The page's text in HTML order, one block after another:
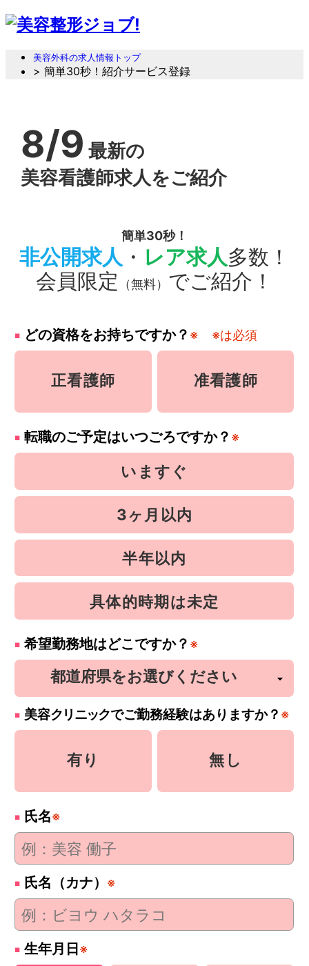
美容外科の求人情報トップ
> 簡単30秒！紹介サービス登録
8/9 最新の
美容看護師求人をご紹介
簡単30秒！
非公開求人 ・ レア求人多数！
会員限定
（無料） でご紹介！
どの資格をお持ちですか？ ※ ※は必須
正看護師 准看護師
転職のご予定はいつごろですか？ ※
いますぐ
3ヶ月以内
半年以内
具体的時期は未定
希望勤務地はどこですか？ ※
美容クリニックでご勤務経験はありますか？ ※
有り 無し
氏名※
氏名（カナ） ※
生年月日 ※